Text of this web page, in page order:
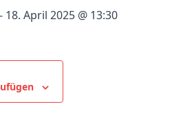
- 18. April 2025 @ 13:30